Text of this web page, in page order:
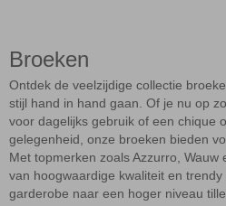
Broeken
Ontdek de veelzijdige collectie
stijl hand in hand gaan. Of je nu op
voor dagelijks gebruik of een chique
gelegenheid, onze broeken bieden
Met topmerken zoals Azzurro, Wauw
van hoogwaardige kwaliteit en
garderobe naar een hoger niveau